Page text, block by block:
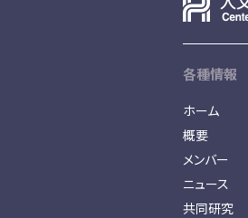
各種情報
ホーム
概要
メンバー
ニュース
共同研究